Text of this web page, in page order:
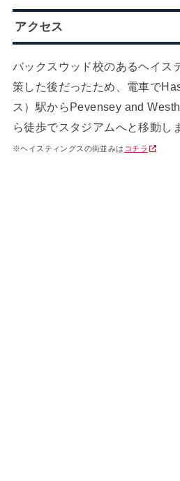
アクセス
バックスウッド校のあるヘイス
策した後だったため、電車で
ス）駅からPevensey and
ら徒歩でスタジアムへと移動し
※ヘイスティングスの街並みは コチラ